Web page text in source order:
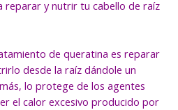
reparar y nutrir tu cabello de raíz
de queratina es reparar
desde la raíz dándole un
lo protege de los agentes
el calor excesivo producido por